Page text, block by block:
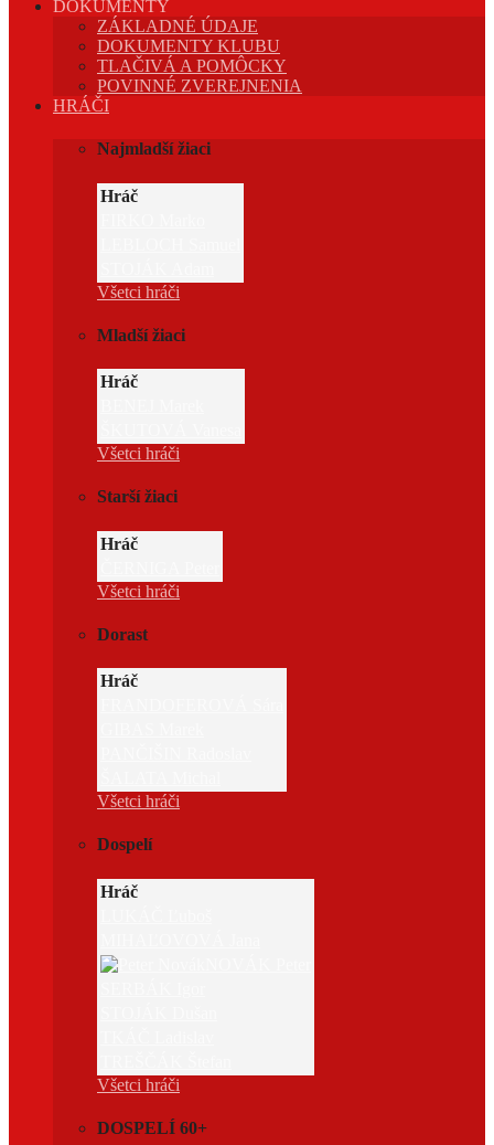
DOKUMENTY
ZÁKLADNÉ ÚDAJE
DOKUMENTY KLUBU
TLAČIVÁ A POMÔCKY
POVINNÉ ZVEREJNENIA
HRÁČI
Najmladší žiaci
Hráč
Všetci hráči
Mladší žiaci
Hráč
Všetci hráči
Starší žiaci
Hráč
Všetci hráči
Dorast
Hráč
Všetci hráči
Dospelí
Hráč
Všetci hráči
DOSPELÍ 60+